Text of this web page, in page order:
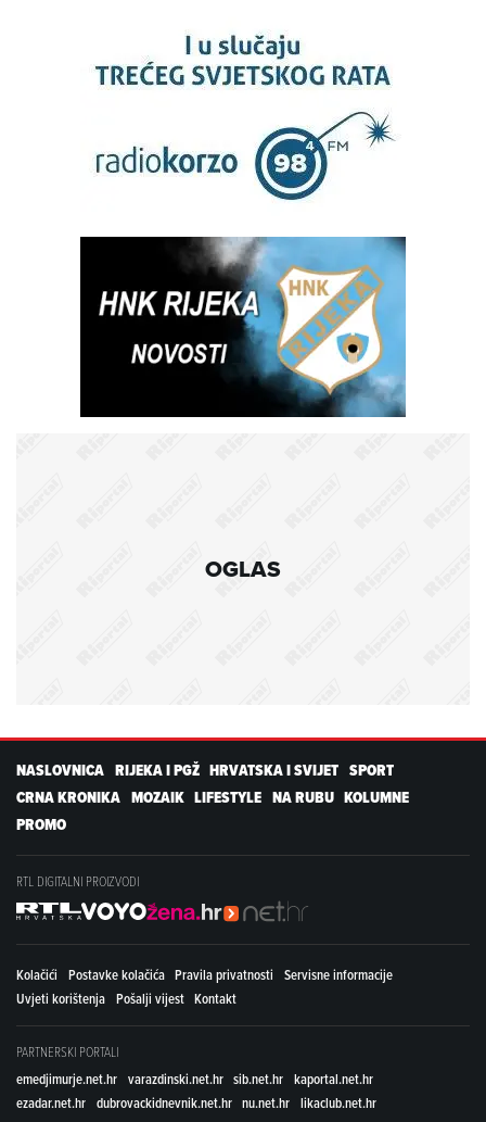
OGLAS
NASLOVNICA RIJEKA I PGŽ HRVATSKA I SVIJET SPORT
CRNA KRONIKA MOZAIK LIFESTYLE NA RUBU KOLUMNE
PROMO
RTL DIGITALNI PROIZVODI
Kolačići Postavke kolačića Pravila privatnosti
Servisne informacije
Uvjeti korištenja Pošalji vijest Kontakt
PARTNERSKI PORTALI
emedjimurje.net.hr varazdinski.net.hr sib.net.hr kaportal.net.hr
ezadar.net.hr dubrovackidnevnik.net.hr nu.net.hr likaclub.net.hr